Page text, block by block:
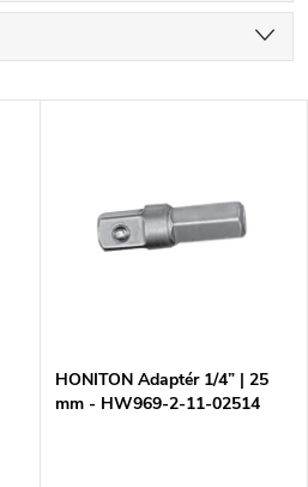
HONITON Adaptér 1/4” | 25
mm - HW969-2-11-02514